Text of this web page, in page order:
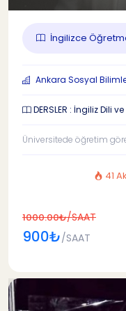
İngilizce
Ankara Sosyal
DERSLER : İngiliz Dili
Üniversitede öğretim
41
1000.00₺/SAAT
900₺/SAAT